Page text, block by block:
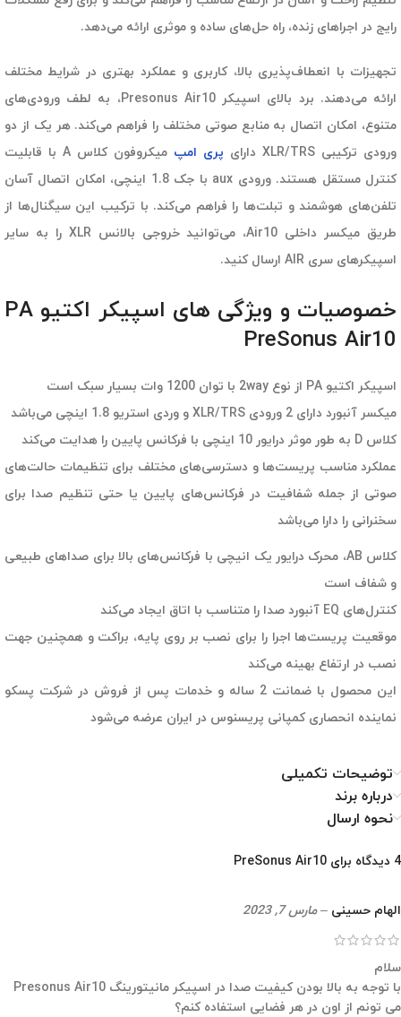
رایج در اجراهای زنده، راه حل‌های ساده و موثری ارائه می‌دهد.
تجهیزات با انعطاف‌پذیری بالا، کاربری و عملکرد بهتری در شرایط مختلف
ارائه می‌دهند. برد بالای اسپیکر Presonus Air10، به لطف ورودی‌های
متنوع، امکان اتصال به منابع صوتی مختلف را فراهم می‌کند. هر یک از دو
ورودی ترکیبی XLR/TRS دارای
پری امپ
میکروفون کلاس A با قابلیت
کنترل مستقل هستند. ورودی aux با جک 1.8 اینچی، امکان اتصال آسان
تلفن‌های هوشمند و تبلت‌ها را فراهم می‌کند. با ترکیب این سیگنال‌ها از
طریق میکسر داخلی Air10، می‌توانید خروجی بالانس XLR را به سایر
اسپیکرهای سری AIR ارسال کنید.
خصوصیات و ویژگی های اسپیکر اکتیو PA
PreSonus Air10
اسپیکر اکتیو PA از نوع 2way با توان 1200 وات بسیار سبک است
میکسر آنبورد دارای 2 ورودی XLR/TRS و وردی استریو 1.8 اینچی می‌باشد
کلاس D به طور موثر درایور 10 اینچی با فرکانس پایین را هدایت می‌کند
عملکرد مناسب پریست‌ها و دسترسی‌های مختلف برای تنظیمات حالت‌های
صوتی از جمله شفافیت در فرکانس‌های پایین یا حتی تنظیم صدا برای
سخنرانی را دارا می‌باشد
کلاس AB، محرک درایور یک انیچی با فرکانس‌های بالا برای صداهای طبیعی
و شفاف است
کنترل‌های EQ آنبورد صدا را متناسب با اتاق ایجاد می‌کند
موقعیت پریست‌ها اجرا را برای نصب بر روی پایه، براکت و همچنین جهت
نصب در ارتفاع بهینه می‌کند
این محصول با ضمانت 2 ساله و خدمات پس از فروش در شرکت پسکو
نماینده انحصاری کمپانی پریسنوس در ایران عرضه می‌شود
توضیحات تکمیلی
درباره برند
نحوه ارسال
4 دیدگاه برای PreSonus Air10
الهام حسینی – مارس 7, 2023
سلام
با توجه به بالا بودن کیفیت صدا در اسپیکر مانیتورینگ Presonus Air10
می تونم از اون در هر فضایی استفاده کنم؟